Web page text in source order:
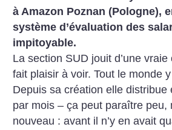
à Amazon Poznan (Pologne),
système d’évaluation des
impitoyable.
La section SUD jouit d’une
fait plaisir à voir. Tout le monde
Depuis sa création elle distribue
par mois – ça peut paraître peu,
nouveau : avant il n’y en avait